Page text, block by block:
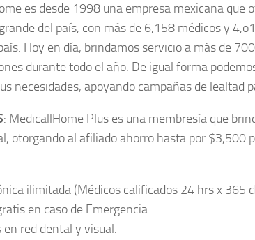
es desde 1998 una empresa mexicana
del país, con más de 6,158 médicos y
Hoy en día, brindamos servicio a más de
durante todo el año. De igual forma
necesidades, apoyando campañas de lealtad
: MedicallHome Plus es una membresía que
otorgando al afiliado ahorro hasta por $3,500
ilimitada (Médicos calificados 24 hrs x 365
en caso de Emergencia.
red dental y visual.